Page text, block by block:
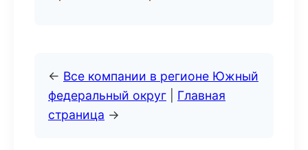
← Все компании в регионе Южный
федеральный округ
Главная
страница →